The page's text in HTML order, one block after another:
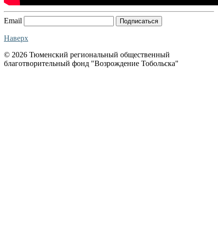
Email Подписаться
Наверх
© 2026 Тюменский региональный общественный
благотворительный фонд "Возрождение Тобольска"